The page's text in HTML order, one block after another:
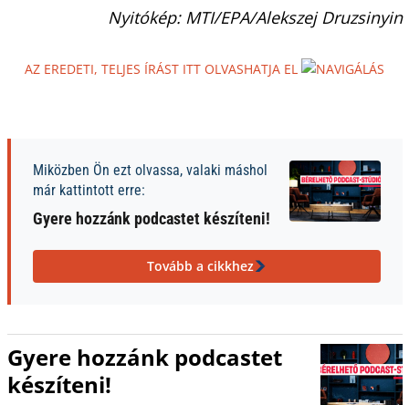
Nyitókép: MTI/EPA/Alekszej Druzsinyin
AZ EREDETI, TELJES ÍRÁST ITT OLVASHATJA EL
Miközben Ön ezt olvassa, valaki máshol
már kattintott erre:
Gyere hozzánk podcastet készíteni!
Tovább a cikkhez
Gyere hozzánk podcastet
készíteni!